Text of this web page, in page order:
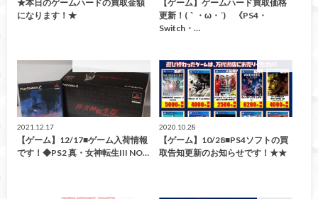
★本日のゲームハードの買取金額
になります！★
【ゲーム】ゲームハード買取価格
更新！(｀・ω・´)ゞ《PS4・
Switch・…
2021.12.17
【ゲーム】12/17■ゲーム入荷情報
です！◆PS2 真・女神転生III NO…
買取告知
2020.10.28
【ゲーム】10/28■PS4ソフトの買
取告知更新のお知らせです！★★